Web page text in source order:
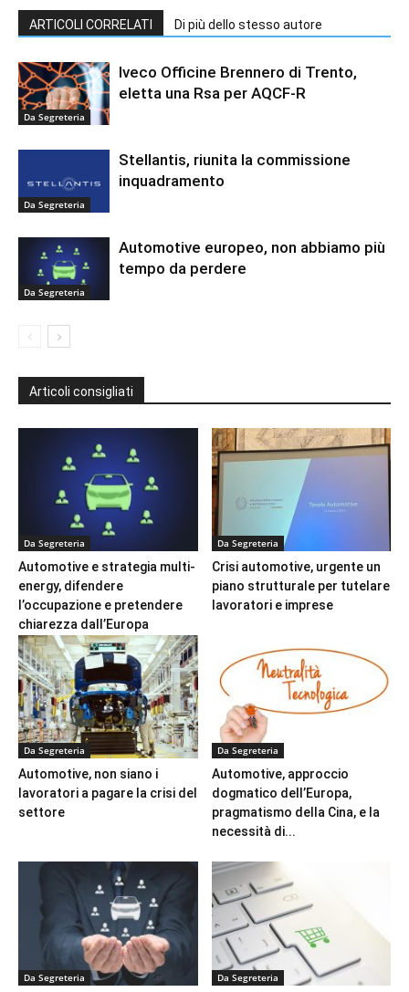
ARTICOLI CORRELATI Di più dello stesso autore
Da Segreteria
Iveco Officine Brennero di Trento,
eletta una Rsa per AQCF-R
Da Segreteria
Stellantis, riunita la commissione
inquadramento
Da Segreteria
Automotive europeo, non abbiamo più
tempo da perdere
Articoli consigliati
Da Segreteria
Automotive e strategia multi-
energy, difendere
l’occupazione e pretendere
chiarezza dall’Europa
Da Segreteria
Crisi automotive, urgente un
piano strutturale per tutelare
lavoratori e imprese
Da Segreteria
Automotive, non siano i
lavoratori a pagare la crisi del
settore
Da Segreteria
Automotive, approccio
dogmatico dell’Europa,
pragmatismo della Cina, e la
necessità di...
Da Segreteria Da Segreteria